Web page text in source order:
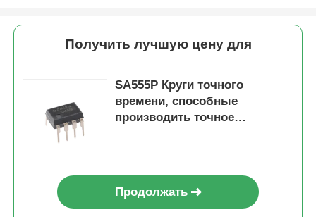
Получить лучшую цену для
SA555P Круги точного
времени, способные
производить точное
Продолжать